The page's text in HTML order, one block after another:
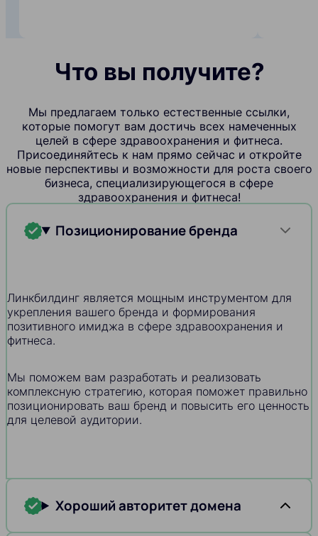
Что вы получите?
Мы предлагаем только естественные ссылки,
которые помогут вам достичь всех намеченных
целей в сфере здравоохранения и фитнеса.
Присоединяйтесь к нам прямо сейчас и откройте
новые перспективы и возможности для роста своего
бизнеса, специализирующегося в сфере
здравоохранения и фитнеса!
Позиционирование бренда
Линкбилдинг является мощным инструментом для
укрепления вашего бренда и формирования
позитивного имиджа в сфере здравоохранения и
фитнеса.
Мы поможем вам разработать и реализовать
комплексную стратегию, которая поможет правильно
позиционировать ваш бренд и повысить его ценность
для целевой аудитории.
Хороший авторитет домена